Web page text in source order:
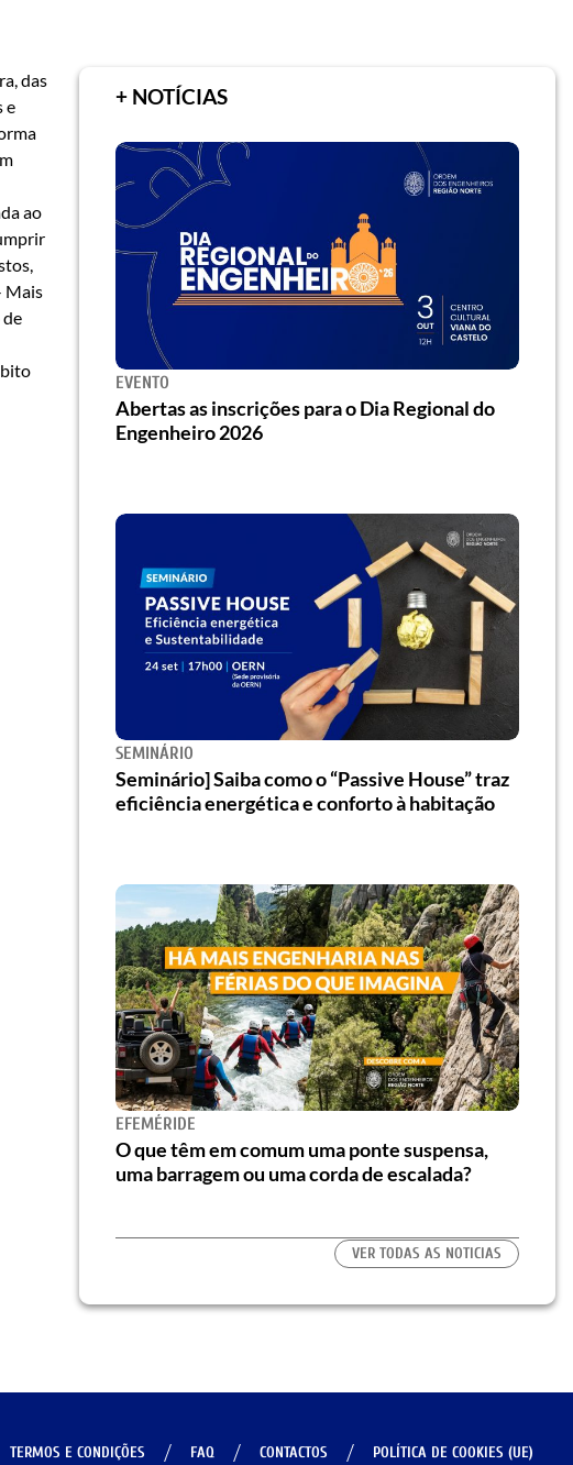
das
e
ao
Mais
de
+ NOTÍCIAS
EVENTO
Abertas as inscrições para o Dia Regional do
Engenheiro 2026
SEMINÁRIO
Seminário] Saiba como o “Passive House” traz
eficiência energética e conforto à habitação
EFEMÉRIDE
O que têm em comum uma ponte suspensa,
uma barragem ou uma corda de escalada?
VER TODAS AS NOTICIAS
TERMOS E CONDIÇÕES FAQ CONTACTOS POLÍTICA DE COOKIES (UE)